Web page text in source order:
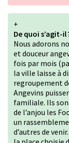
+
De quoi s’agit-
Nous adorons
et douceur
fois par mois
la ville laisse à
regroupement
Angevins
familiale. Ils
de l’anjou les
un
d’autres de